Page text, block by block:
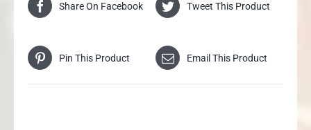
Share On Facebook Tweet This Product
Pin This Product Email This Product